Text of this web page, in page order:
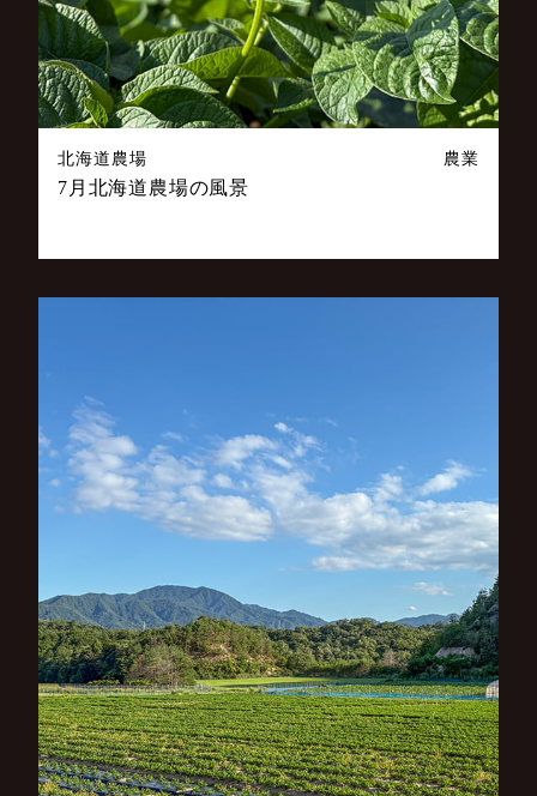
北海道農場 農業
7月北海道農場の風景